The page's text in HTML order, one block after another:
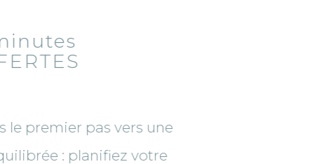
15 minutes
OFFERTES
Faites le premier pas vers une
vie équilibrée : planifiez votre